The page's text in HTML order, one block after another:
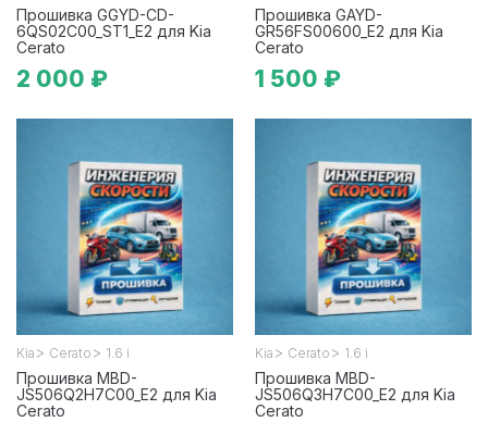
Прошивка GGYD-CD-
6QS02C00_ST1_E2 для Kia
Cerato
2 000 ₽
Прошивка GAYD-
GR56FS00600_E2 для Kia
Cerato
1 500 ₽
Kia > Cerato > 1.6 i
Прошивка MBD-
JS506Q2H7C00_E2 для Kia
Cerato
Kia > Cerato > 1.6 i
Прошивка MBD-
JS506Q3H7C00_E2 для Kia
Cerato